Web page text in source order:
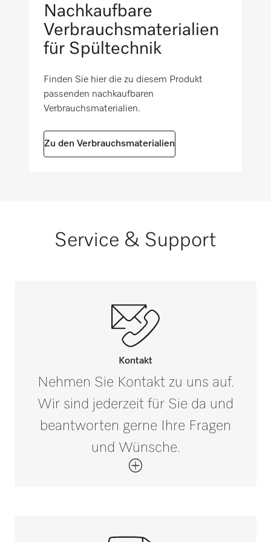
Nachkaufbare
Verbrauchsmaterialien
für Spültechnik
Finden Sie hier die zu diesem Produkt
passenden nachkaufbaren
Verbrauchsmaterialien.
Zu den Verbrauchsmaterialien
Service & Support
Kontakt
Nehmen Sie Kontakt zu uns auf.
Wir sind jederzeit für Sie da und
beantworten gerne Ihre Fragen
und Wünsche.